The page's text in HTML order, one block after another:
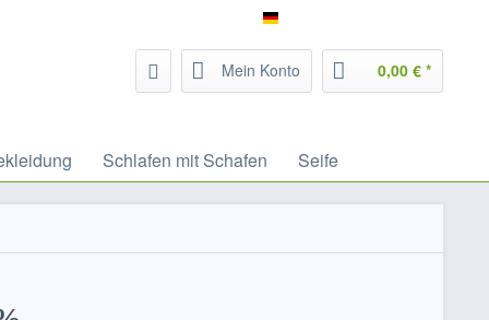
Mein Konto 0,00 € *
Schlafen mit Schafen Seife